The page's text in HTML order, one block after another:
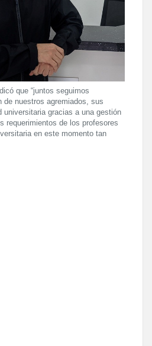
que “juntos seguimos
de nuestros agremiados, sus
universitaria gracias a una gestión
requerimientos de los profesores
en este momento tan